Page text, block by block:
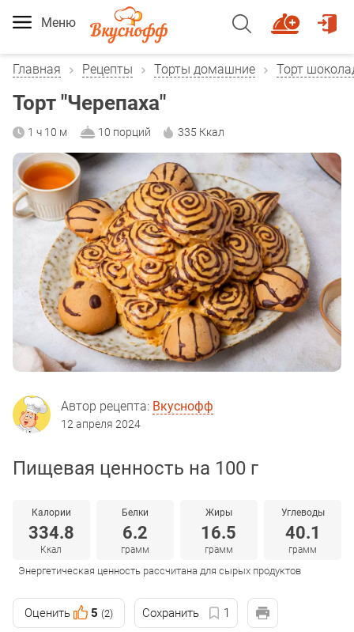
Меню
Главная Рецепты Торты домашние Торт
Торт "Черепаха"
1 ч 10 м 10 порций 335 Ккал
Автор рецепта: Вкуснофф
12 апреля 2024
Пищевая ценность на 100 г
Калории
334.8
Ккал
Белки
6.2
грамм
Жиры
16.5
грамм
Углеводы
40.1
грамм
Энергетическая ценность рассчитана для сырых продуктов
Оценить 5 (2) Сохранить 1